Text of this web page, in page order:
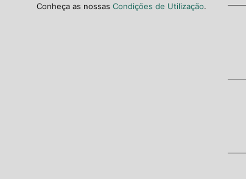
Conheça as nossas Condições de Utilização.